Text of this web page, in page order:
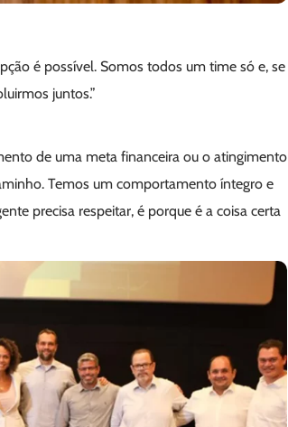
é possível. Somos todos um time só e, se
juntos.”
de uma meta financeira ou o atingimento
Temos um comportamento íntegro e
precisa respeitar, é porque é a coisa certa